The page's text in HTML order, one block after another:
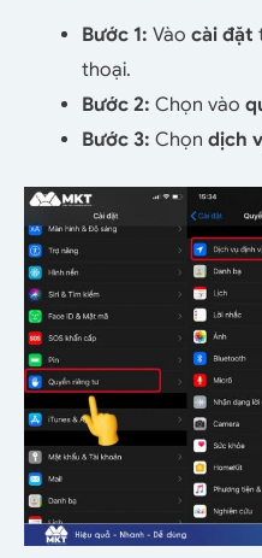
Bước 1: Vào cài đặt
thoại.
Bước 2: Chọn vào
Bước 3: Chọn dịch